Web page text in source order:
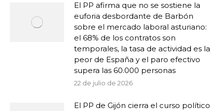
El PP afirma que no se sostiene la
euforia desbordante de Barbón
sobre el mercado laboral asturiano:
el 68% de los contratos son
temporales, la tasa de actividad es la
peor de España y el paro efectivo
supera las 60.000 personas
22 de julio de 2026
El PP de Gijón cierra el curso político